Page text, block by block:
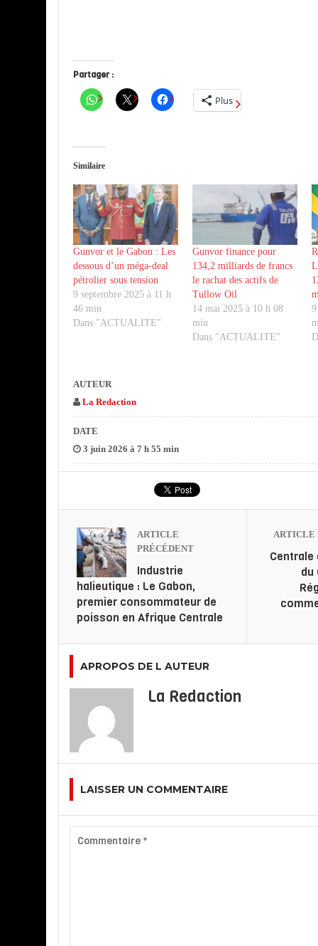
Partager :
Plus
Similaire
Gunvor et le Gabon : Les
dessous d’un méga-deal
pétrolier sous tension
9 septembre 2025 à 11 h
46 min
Dans "ACTUALITE"
Gunvor finance pour
134,2 milliards de francs
le rachat des actifs de
Tullow Oil
14 mai 2025 à 10 h 08
min
Dans "ACTUALITE"
AUTEUR
La Redaction
DATE
3 juin 2026 à 7 h 55 min
ARTICLE
PRÉCÉDENT
Industrie
halieutique : Le Gabon,
premier consommateur de
poisson en Afrique Centrale
ARTICLE
Centrale
du
APROPOS DE L AUTEUR
La Redaction
LAISSER UN COMMENTAIRE